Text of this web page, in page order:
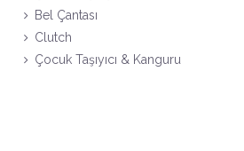
Bel Çantası
Clutch
Çocuk Taşıyıcı & Kanguru